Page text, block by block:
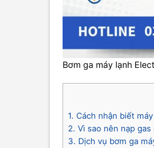
Bơm ga máy lạnh
1. Cách nhận biết
2. Vì sao nên nạp
3. Dịch vụ bơm ga